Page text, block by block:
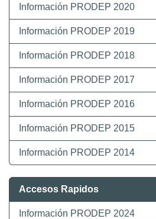
Información PRODEP 2020
Información PRODEP 2019
Información PRODEP 2018
Información PRODEP 2017
Información PRODEP 2016
Información PRODEP 2015
Información PRODEP 2014
Accesos Rapidos
Información PRODEP 2024